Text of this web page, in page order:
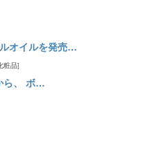
オイルを発売…
粧品
ら、 ボ…